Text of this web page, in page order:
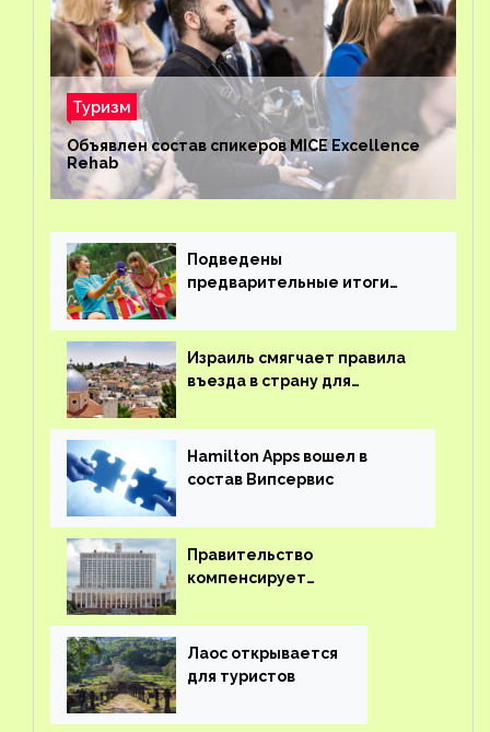
Туризм
Объявлен состав спикеров MICE Excellence
Rehab
Подведены
предварительные итоги
Израиль смягчает правила
въезда в страну для
Hamilton Apps вошел в
состав Випсервис
Правительство
компенсирует
вывоз россиян из-за рубежа
Лаос открывается
для туристов